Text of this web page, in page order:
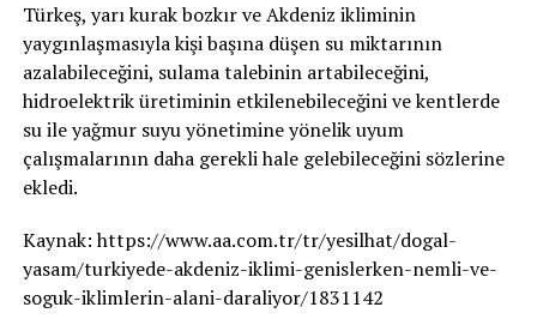
Türkeş, yarı kurak bozkır ve Akdeniz ikliminin
yaygınlaşmasıyla kişi başına düşen su miktarının
azalabileceğini, sulama talebinin artabileceğini,
hidroelektrik üretiminin etkilenebileceğini ve kentlerde
su ile yağmur suyu yönetimine yönelik uyum
çalışmalarının daha gerekli hale gelebileceğini sözlerine
ekledi.
Kaynak: https://www.aa.com.tr/tr/yesilhat/dogal-
yasam/turkiyede-akdeniz-iklimi-genislerken-nemli-ve-
soguk-iklimlerin-alani-daraliyor/1831142